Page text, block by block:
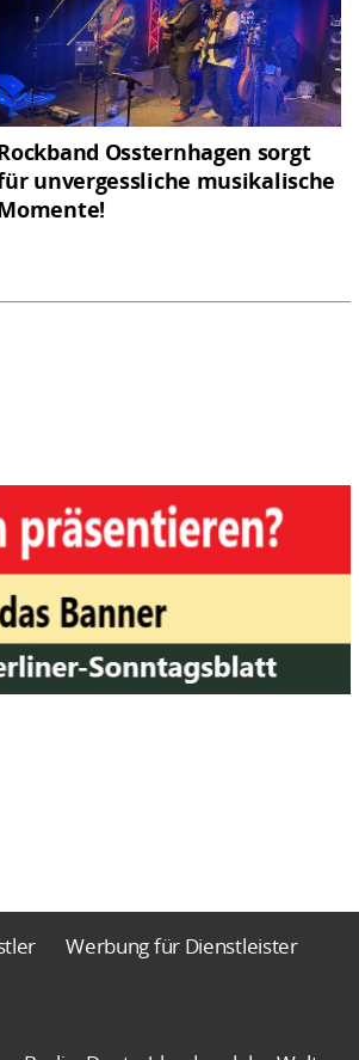
Ossternhagen sorgt
unvergessliche musikalische
Werbung für Dienstleister